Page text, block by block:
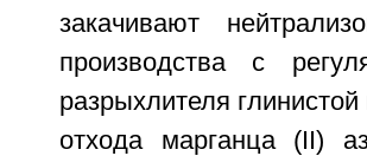
закачивают
производства с
разрыхлителя
отхода марганца (II)